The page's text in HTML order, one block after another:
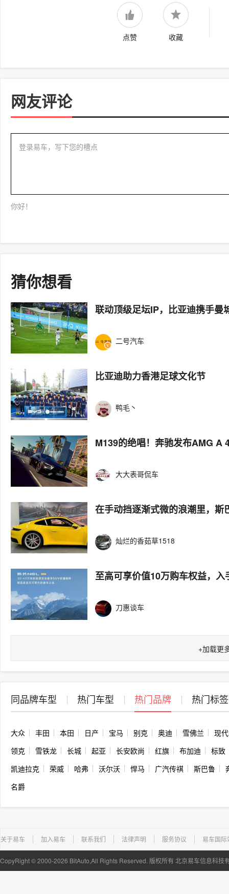
点赞 收藏
网友评论
登录易车，写下您的槽点
你好！
猜你想看
联动顶级足坛IP，比亚迪携手曼
二号汽车
比亚迪助力香港足球文化节
鸭毛丶
M139的绝唱！奔驰发布AMG A
大大表哥侃车
在手动挡逐渐式微的浪潮里，
灿烂的香茹草1518
至高可享价值10万购车权益，
刀惠谈车
+加载更
同品牌车型 热门车型 热门品牌 热门标签
大众 丰田 本田 日产 宝马 别克 奥迪 雪佛兰
现代
领克
雪铁龙 长城 起亚 长安欧尚 红旗 布加迪
标致
凯迪拉克
荣威 哈弗 沃尔沃 悍马 广汽传祺 斯巴鲁
名爵
关于易车 加入易车 联系我们 法律声明 服务协议 易车国际
CopyRight ©2000-2026 BitAuto,All Rights Reserved. 版权所有 北京易车信息科